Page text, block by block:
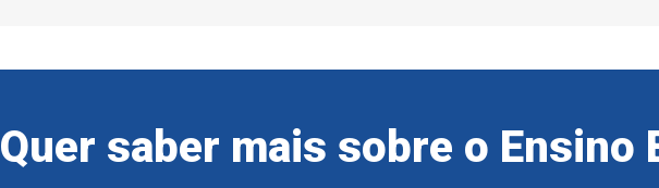
Quer saber mais sobre o Ensino